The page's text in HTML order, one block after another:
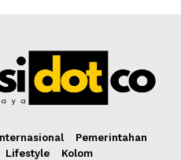
Pemerintahan
Lifestyle Kolom